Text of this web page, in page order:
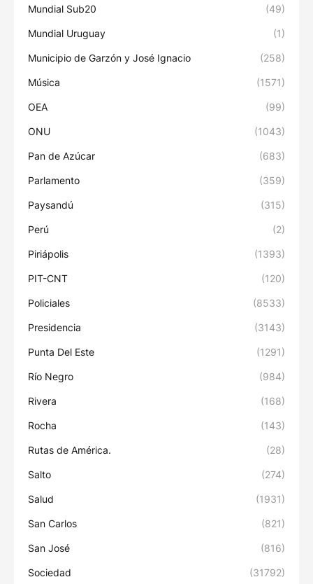
Mundial Sub20 (49)
Mundial Uruguay (1)
Municipio de Garzón y José Ignacio (258)
Música (1571)
OEA (99)
ONU (1043)
Pan de Azúcar (683)
Parlamento (359)
Paysandú (315)
Perú (2)
Piriápolis (1393)
PIT-CNT (120)
Policiales (8533)
Presidencia (3143)
Punta Del Este (1291)
Río Negro (984)
Rivera (168)
Rocha (143)
Rutas de América. (28)
Salto (274)
Salud (1931)
San Carlos (821)
San José (816)
Sociedad (31792)